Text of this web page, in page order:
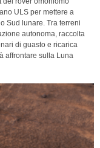
ULS per mettere a
Sud lunare. Tra terreni
autonoma, raccolta
di guasto e ricarica
affrontare sulla Luna